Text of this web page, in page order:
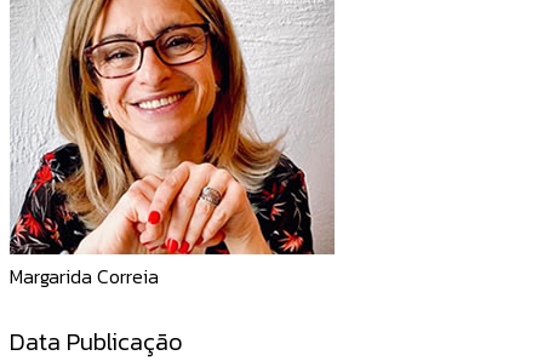
Margarida Correia
Data Publicação